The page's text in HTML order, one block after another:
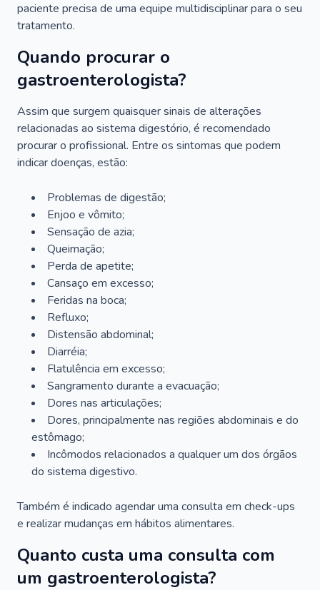
paciente precisa de uma equipe multidisciplinar para o seu
tratamento.
Quando procurar o
gastroenterologista?
Assim que surgem quaisquer sinais de alterações
relacionadas ao sistema digestório, é recomendado
procurar o profissional. Entre os sintomas que podem
indicar doenças, estão:
Problemas de digestão;
Enjoo e vômito;
Sensação de azia;
Queimação;
Perda de apetite;
Cansaço em excesso;
Feridas na boca;
Refluxo;
Distensão abdominal;
Diarréia;
Flatulência em excesso;
Sangramento durante a evacuação;
Dores nas articulações;
Dores, principalmente nas regiões abdominais e do
estômago;
Incômodos relacionados a qualquer um dos órgãos
do sistema digestivo.
Também é indicado agendar uma consulta em check-ups
e realizar mudanças em hábitos alimentares.
Quanto custa uma consulta com
um gastroenterologista?